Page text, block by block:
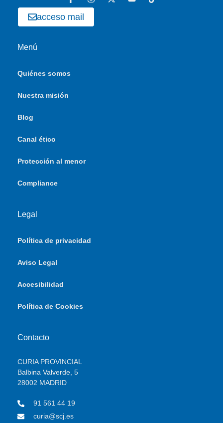
acceso mail
Menú
Quiénes somos
Nuestra misión
Blog
Canal ético
Protección al menor
Compliance
Legal
Política de privacidad
Aviso Legal
Accesibilidad
Política de Cookies
Contacto
CURIA PROVINCIAL
Balbina Valverde, 5
28002 MADRID
91 561 44 19
curia@scj.es